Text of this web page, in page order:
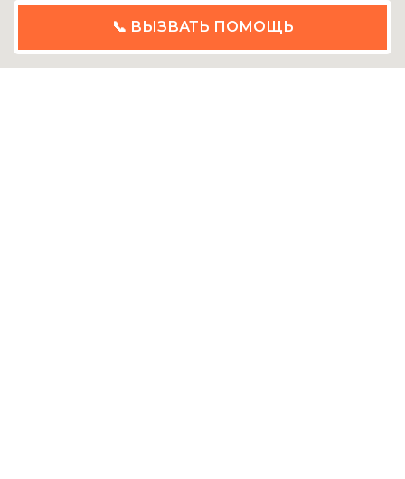
📞 ВЫЗВАТЬ ПОМОЩЬ